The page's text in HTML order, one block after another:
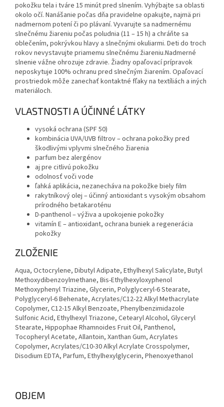
pokožku tela i tváre 15 minút pred slnením. Vyhýbajte sa oblasti
okolo očí. Nanášanie počas dňa pravidelne opakujte, najmä pri
nadmernom potení či po plávaní. Vyvarujte sa nadmernému
slnečnému žiareniu počas poludnia (11 – 15 h) a chráňte sa
oblečením, pokrývkou hlavy a slnečnými okuliarmi. Deti do troch
rokov nevystavujte priamemu slnečnému žiareniu.Nadmerné
slnenie vážne ohrozuje zdravie. Žiadny opaľovací prípravok
neposkytuje 100% ochranu pred slnečným žiarením. Opaľovací
prostriedok môže zanechať kontaktné fľaky na textíliách a iných
materiáloch.
VLASTNOSTI A ÚČINNÉ LÁTKY
vysoká ochrana (SPF 50)
kombinácia UVA/UVB filtrov – ochrana pokožky pred
škodlivými vplyvmi slnečného žiarenia
parfum bez alergénov
aj pre citlivú pokožku
odolnosť voči vode
ľahká aplikácia, nezanecháva na pokožke biely film
rakytníkový olej – účinný antioxidant s vysokým obsahom
prírodného betakaroténu
D-panthenol – výživa a upokojenie pokožky
vitamín E – antioxidant, ochrana buniek a regenerácia
pokožky
ZLOŽENIE
Aqua, Octocrylene, Dibutyl Adipate, Ethylhexyl Salicylate, Butyl
Methoxydibenzoylmethane, Bis-Ethylhexyloxyphenol
Methoxyphenyl Triazine, Glycerin, Polyglyceryl-6 Stearate,
Polyglyceryl-6 Behenate, Acrylates/C12-22 Alkyl Methacrylate
Copolymer, C12-15 Alkyl Benzoate, Phenylbenzimidazole
Sulfonic Acid, Ethylhexyl Triazone, Cetearyl Alcohol, Glyceryl
Stearate, Hippophae Rhamnoides Fruit Oil, Panthenol,
Tocopheryl Acetate, Allantoin, Xanthan Gum, Acrylates
Copolymer, Acrylates/C10-30 Alkyl Acrylate Crosspolymer,
Disodium EDTA, Parfum, Ethylhexylglycerin, Phenoxyethanol
OBJEM